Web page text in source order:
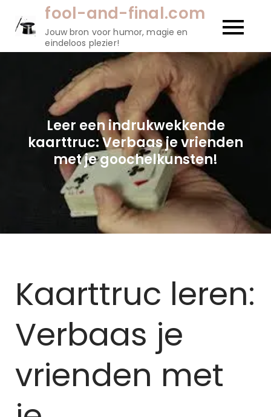
fool-and-final.com
Jouw bron voor humor, magie en
eindeloos plezier!
Leer een indrukwekkende
kaarttruc: Verbaas je vrienden
met je goochelkunsten!
Kaarttruc leren:
Verbaas je
vrienden met